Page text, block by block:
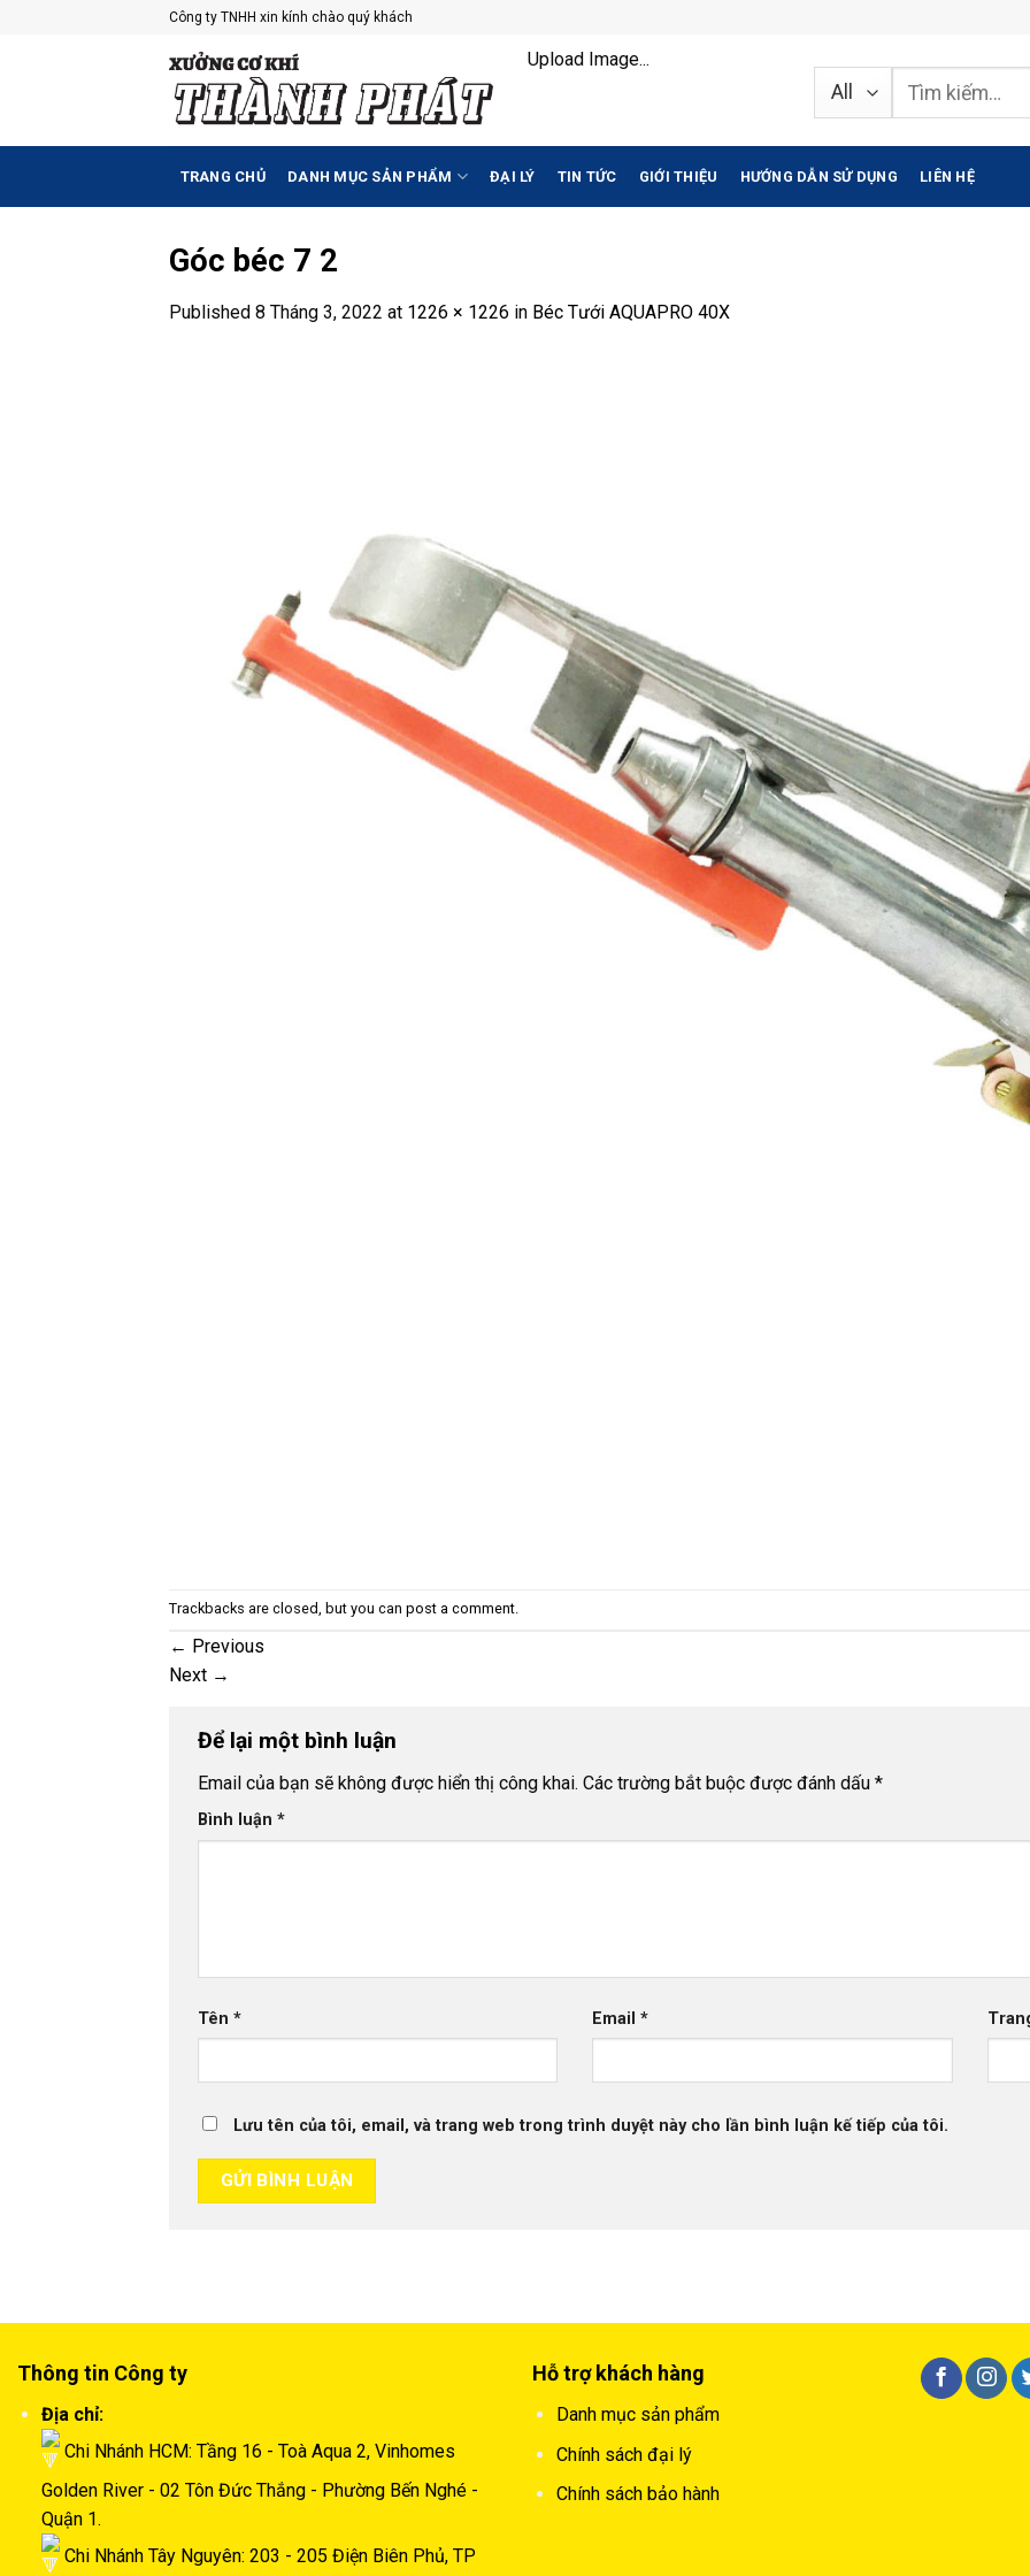
Công ty TNHH xin kính chào quý khách
Upload Image...
Tìm
TRANG CHỦ DANH MỤC SẢN PHẨM ĐẠI LÝ TIN TỨC GIỚI THIỆU HƯỚNG DẪN SỬ DỤNG LIÊN HỆ
Góc béc 7 2
Published 8 Tháng 3, 2022 at 1226 × 1226 in Béc Tưới AQUAPRO 40X
Trackbacks are closed, but you can post a comment
← Previous
Next →
Để lại một bình luận
Email của bạn sẽ không được hiển thị công khai. Các trường bắt buộc được đánh dấu *
Bình luận *
Tên * Email*
Lưu tên của tôi, email, và trang web trong trình duyệt này cho lần bình luận kế tiếp của tôi.
Thông tin Công ty
Địa chỉ:
Chi Nhánh HCM: Tầng 16 - Toà Aqua 2, Vinhomes
Golden River - 02 Tôn Đức Thắng - Phường Bến Nghé -
Quận 1.
Chi Nhánh Tây Nguyên: 203 - 205 Điện Biên Phủ, TP
Hỗ trợ khách hàng
Danh mục sản phẩm
Chính sách đại lý
Chính sách bảo hành